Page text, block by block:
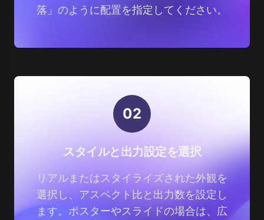
落」のように配置を指定してください。
02
スタイルと出力設定を選択
リアルまたはスタイライズされた外観を
選択し、アスペクト比と出力数を設定し
ます。ポスターやスライドの場合は、広